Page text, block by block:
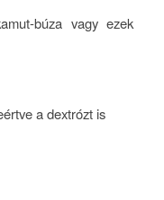
búza vagy ezek
a dextrózt is